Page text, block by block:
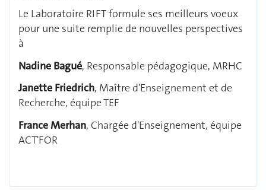
Le Laboratoire RIFT formule ses meilleurs voeux
pour une suite remplie de nouvelles perspectives
à
Nadine Bagué, Responsable pédagogique, MRHC
Janette Friedrich, Maître d'Enseignement et de
Recherche, équipe TEF
France Merhan, Chargée d'Enseignement, équipe
ACT'FOR